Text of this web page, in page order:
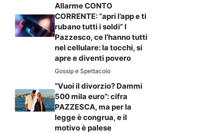
Allarme CONTO
CORRENTE: “apri l’app e ti
rubano tutti i soldi” I
Pazzesco, ce l’hanno tutti
nel cellulare: la tocchi, si
apre e diventi povero
Gossip e Spettacolo
“Vuoi il divorzio? Dammi
500 mila euro”: cifra
PAZZESCA, ma per la
legge è congrua, e il
motivo è palese